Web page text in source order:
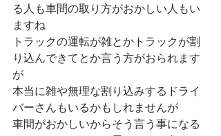
る人も車間の取り方がおかしい人もい
ますね
トラックの運転が雑とかトラックが割
り込んできてとか言う方がおられます
が
本当に雑や無理な割り込みするドライ
バーさんもいるかもしれませんが
車間がおかしいからそう言う事になる